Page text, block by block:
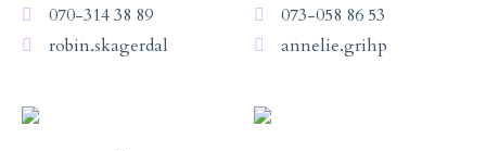
070-314 38 89
robin.skagerdal
073-058 86 53
annelie.grihp